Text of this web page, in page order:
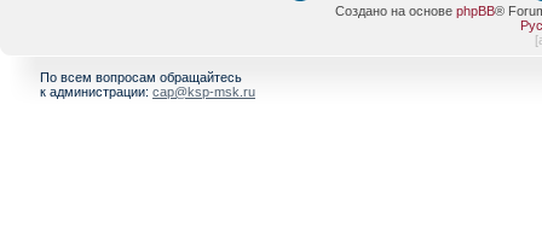
Создано на основе phpBB®
[
По всем вопросам обращайтесь
к администрации: cap@ksp-msk.ru